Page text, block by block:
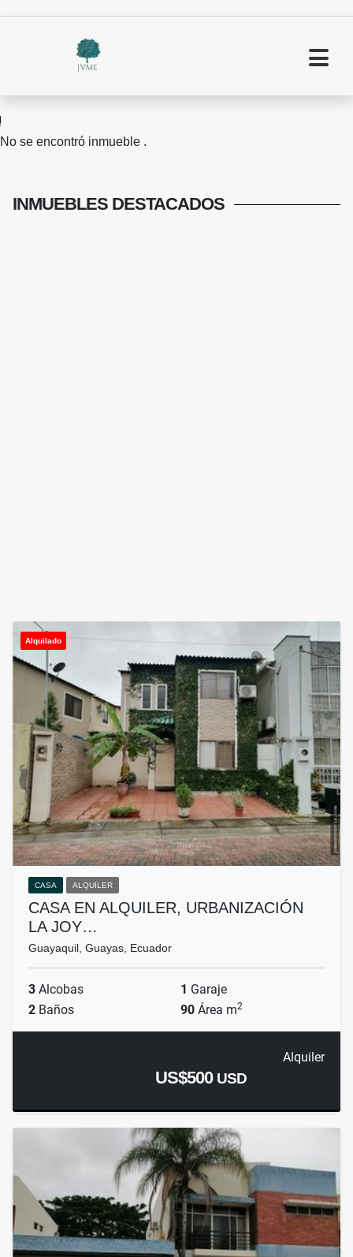
No se encontró inmueble .
INMUEBLES DESTACADOS
Alquilado
CASA ALQUILER
CASA EN ALQUILER, URBANIZACIÓN
LA JOY…
Guayaquil, Guayas, Ecuador
3 Alcobas 1 Garaje
2 Baños 90 Área m2
Alquiler
US$500 USD